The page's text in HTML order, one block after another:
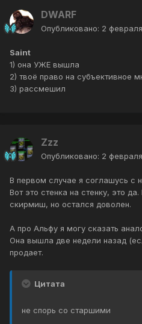
DWARF
Опубликовано: 2
Saint
1) она УЖЕ вышла
2) твоё право на субъективное
3) рассмешил
Zzz
Опубликовано: 2
В первом случае я соглашусь
Вот это стенка на стенку, это
скирмиш, но остался доволен.
А про Альфу я могу сказать
Она вышла две недели назад
продает.
Цитата
не спорь со старшими